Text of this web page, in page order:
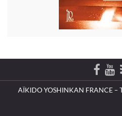
AÏKIDO YOSHINKAN FRANCE –